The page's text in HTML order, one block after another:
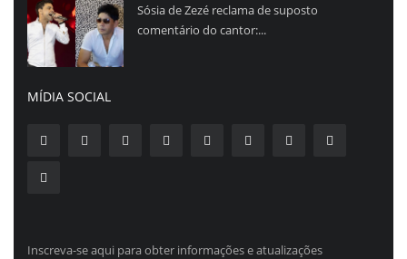
Sósia de Zezé reclama de suposto
comentário do cantor:...
MÍDIA SOCIAL
Inscreva-se aqui para obter informações e atualizações